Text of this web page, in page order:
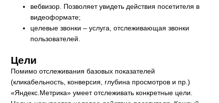
вебвизор. Позволяет увидеть действия посетителя в
видеоформате;
целевые звонки – услуга, отслеживающая звонки
пользователей.
Цели
Помимо отслеживания базовых показателей
(кликабельность, конверсия, глубина просмотров и пр.)
«Яндекс.Метрика» умеет отслеживать конкретные цели.